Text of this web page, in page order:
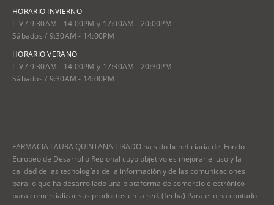
HORARIO INVIERNO
L-V / 9:30AM - 14:00PM y 17:00AM - 20:00PM
Sábados / 9:30AM - 14:00PM
HORARIO VERANO
L-V / 9:30AM - 14:00PM y 17:30AM - 20:30PM
Sábados / 9:30AM - 14:00PM
FARMACIA LAURA QUINTANA TIRADO ha sido beneficiaria del Fondo
Europeo de Desarrollo Regional cuyo objetivo es mejorar el uso y la
calidad de las tecnologías de la información y de las comunicaciones
para lo que ha desarrollado una plataforma de comercio electrónico
para comercializar sus productos en la red. (fecha) Para ello ha contado